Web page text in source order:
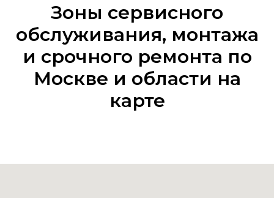
Зоны сервисного
обслуживания, монтажа
и срочного ремонта по
Москве и области на
карте